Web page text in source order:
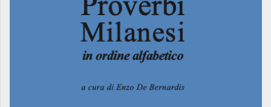
www.viveremilano.info
Fondato e diretto da Enzo De
Imbonati, 89 20159 Milano (Italia)